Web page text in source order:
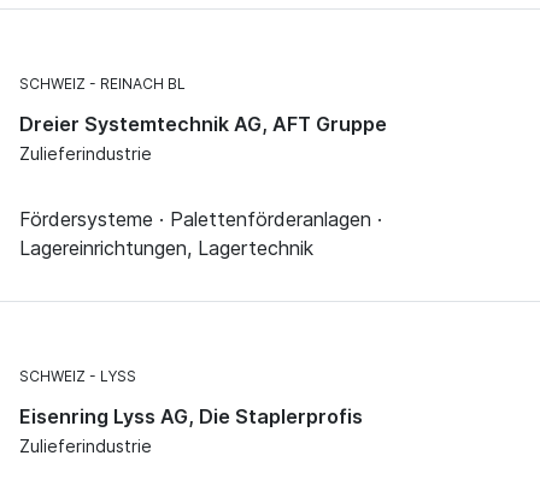
SCHWEIZ REINACH BL
Dreier Systemtechnik AG, AFT Gruppe
Zulieferindustrie
Fördersysteme · Palettenförderanlagen ·
Lagereinrichtungen, Lagertechnik
SCHWEIZ LYSS
Eisenring Lyss AG, Die Staplerprofis
Zulieferindustrie